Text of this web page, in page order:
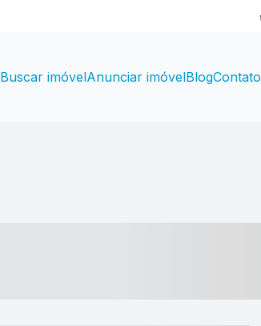
Buscar imóvelAnunciar imóvelBlogContato